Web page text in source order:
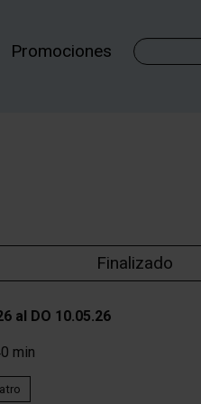
Promociones
Finalizado
al DO 10.05.26
min